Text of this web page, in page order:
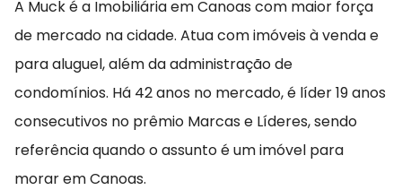
A Muck é a Imobiliária em Canoas com maior força
de mercado na cidade. Atua com imóveis à venda e
para aluguel, além da administração de
condomínios. Há 42 anos no mercado, é líder 19 anos
consecutivos no prêmio Marcas e Líderes, sendo
referência quando o assunto é um imóvel para
morar em Canoas.